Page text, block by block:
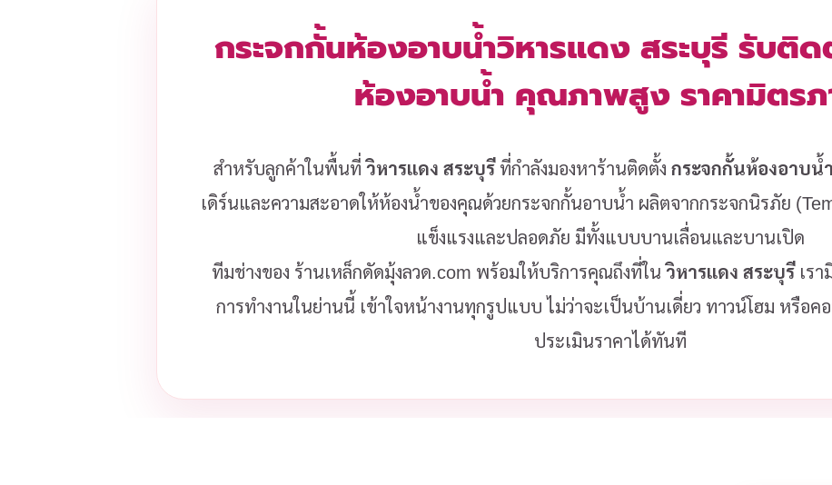
กระจกกั้นห้องอาบน้ำวิหารแดง สระบุรี รับติ
ห้องอาบน้ำ คุณภาพสูง ราคามิตร
สำหรับลูกค้าในพื้นที่วิหารแดง สระบุรีที่กำลังมองหาร้านติดตั้ง กระจกกั้นห้องอาบน้ำ
เดิร์นและความสะอาดให้ห้องน้ำของคุณด้วยกระจกกั้นอาบน้ำ ผลิตจากกระจกนิรภัย
แข็งแรงและปลอดภัย มีทั้งแบบบานเลื่อนและบานเปิด
ทีมช่างของ ร้านเหล็กดัดมุ้งลวด.com พร้อมให้บริการคุณถึงที่ในวิหารแดง สระบุรีเรา
การทำงานในย่านนี้ เข้าใจหน้างานทุกรูปแบบ ไม่ว่าจะเป็นบ้านเดี่ยว ทาวน์โฮม หรือ
ประเมินราคาได้ทันที